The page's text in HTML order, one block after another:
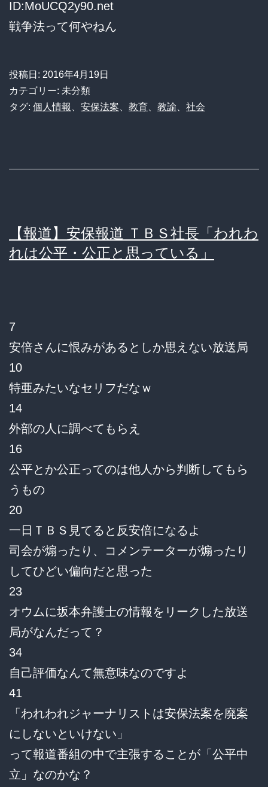
者
会
ID:MoUCQ2y90.net
戦争法って何やねん
投稿日: 2016年4月19日
カテゴリー: 未分類
タグ: 個人情報 安保法案 教育 教諭 社会
【報道】安保報道 ＴＢＳ社長「われわ
れは公平・公正と思っている」
7
安倍さんに恨みがあるとしか思えない放送局
10
特亜みたいなセリフだなｗ
14
外部の人に調べてもらえ
16
公平とか公正ってのは他人から判断してもら
うもの
20
一日ＴＢＳ見てると反安倍になるよ
司会が煽ったり、コメンテーターが煽ったり
してひどい偏向だと思った
23
オウムに坂本弁護士の情報をリークした放送
局がなんだって？
34
自己評価なんて無意味なのですよ
41
「われわれジャーナリストは安保法案を廃案
にしないといけない」
って報道番組の中で主張することが「公平中
立」なのかな？